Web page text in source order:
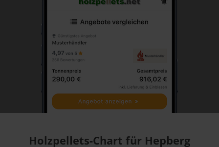
Holzpellets-Chart für Hepberg